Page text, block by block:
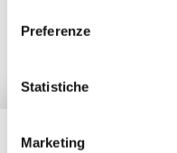
Preferenze
Statistiche
Marketing
Ricambi